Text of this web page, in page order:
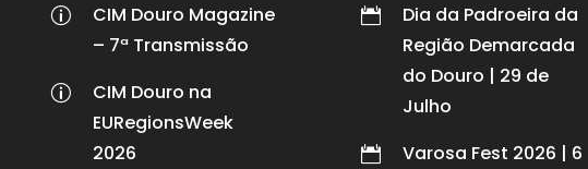
p
CIM Douro Magazine
– 7ª Transmissão
p
CIM Douro na
EURegionsWeek
2026

Dia da Padroeira da
Região Demarcada
do Douro | 29 de
Julho

Varosa Fest 2026 | 6